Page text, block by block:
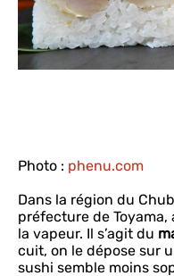
Photo : phenu.com
Dans la région du
préfecture de
la vapeur. Il s’agit du
cuit, on le dépose sur
sushi semble moins